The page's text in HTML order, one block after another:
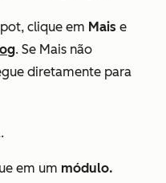
clique em Mais e
. Se Mais não
diretamente para
em um módulo.